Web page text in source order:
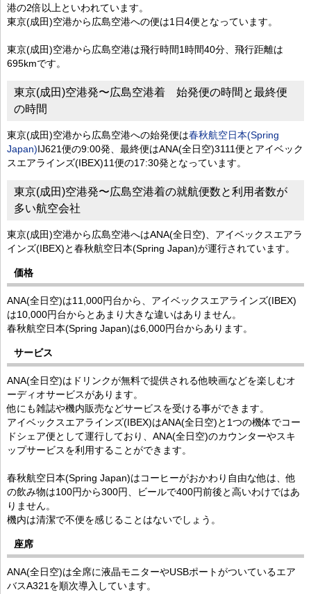
港の2倍以上といわれています。
東京(成田)空港から広島空港への便は1日4便となっています。
東京(成田)空港から広島空港は飛行時間1時間40分、飛行距離は
695kmです。
東京(成田)空港発〜広島空港着 始発便の時間と最終便
の時間
東京(成田)空港から広島空港への始発便は春秋航空日本(Spring
Japan)IJ621便の9:00発、最終便はANA(全日空)3111便とアイベック
スエアラインズ(IBEX)11便の17:30発となっています。
東京(成田)空港発〜広島空港着の就航便数と利用者数が
多い航空会社
東京(成田)空港から広島空港へはANA(全日空)、アイベックスエアラ
インズ(IBEX)と春秋航空日本(Spring Japan)が運行されています。
価格
ANA(全日空)は11,000円台から、アイベックスエアラインズ(IBEX)
は10,000円台からとあまり大きな違いはありません。
春秋航空日本(Spring Japan)は6,000円台からあります。
サービス
ANA(全日空)はドリンクが無料で提供される他映画などを楽しむオ
ーディオサービスがあります。
他にも雑誌や機内販売などサービスを受ける事ができます。
アイベックスエアラインズ(IBEX)はANA(全日空)と1つの機体でコー
ドシェア便として運行しており、ANA(全日空)のカウンターやスキ
ップサービスを利用することができます。
春秋航空日本(Spring Japan)はコーヒーがおかわり自由な他は、他
の飲み物は100円から300円、ビールで400円前後と高いわけではあ
りません。
機内は清潔で不便を感じることはないでしょう。
座席
ANA(全日空)は全席に液晶モニターやUSBポートがついているエア
バスA321を順次導入しています。